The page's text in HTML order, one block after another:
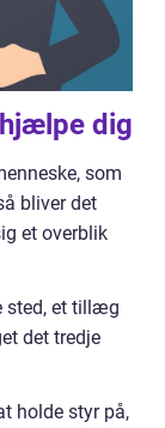
dig
som
bliver det
et overblik
sted, et tillæg
det tredje
holde styr på,